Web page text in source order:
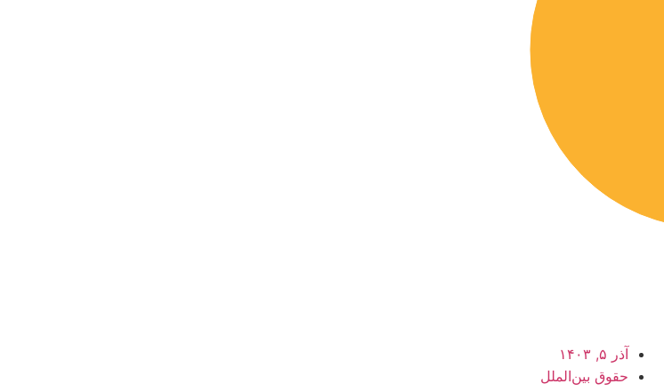
آذر ۵, ۱۴۰۳
حقوق بین‌الملل